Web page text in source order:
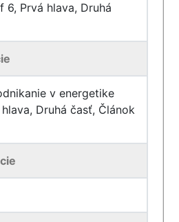
6, Prvá hlava, Druhá
v energetike
Druhá časť, Článok